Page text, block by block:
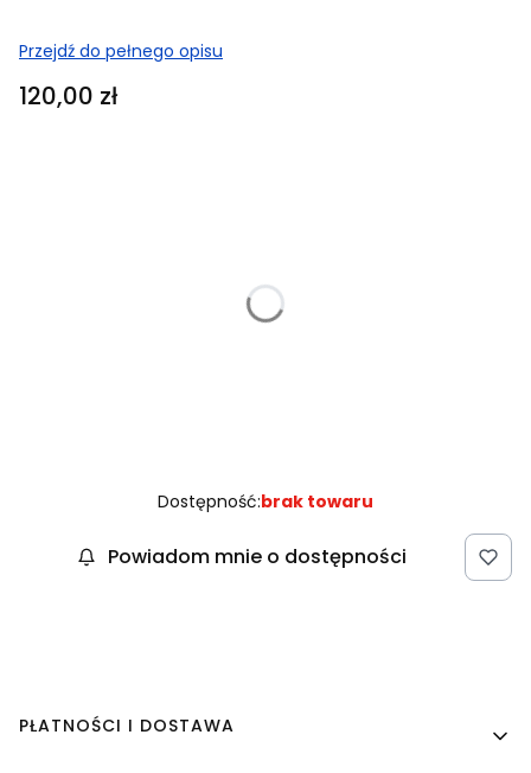
Przejdź do pełnego opisu
Cena
120,00 zł
Dostępność:brak towaru
Powiadom mnie o dostępności
Linki w stopce
PŁATNOŚCI I DOSTAWA